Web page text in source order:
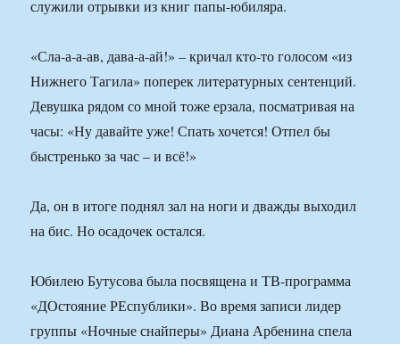
служили отрывки из книг папы-юбиляра.
«Сла-а-а-ав, дава-а-ай!» – кричал кто-то голосом «из
Нижнего Тагила» поперек литературных сентенций.
Девушка рядом со мной тоже ерзала, посматривая на
часы: «Ну давайте уже! Спать хочется! Отпел бы
быстренько за час – и всё!»
Да, он в итоге поднял зал на ноги и дважды выходил
на бис. Но осадочек остался.
Юбилею Бутусова была посвящена и ТВ-программа
«ДОстояние РЕспублики». Во время записи лидер
группы «Ночные снайперы» Диана Арбенина спела